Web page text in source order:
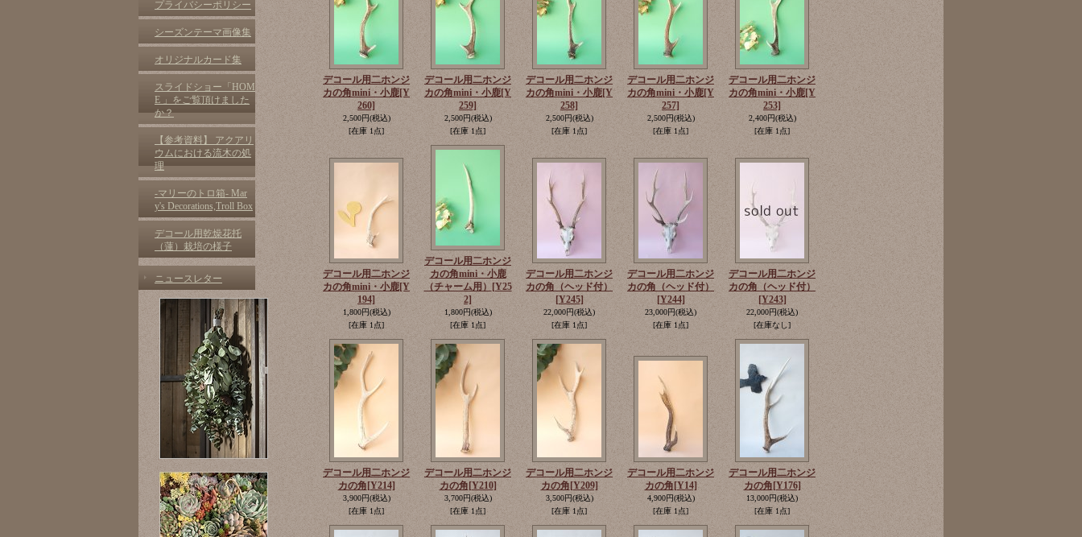
プライバシーポリシー
シーズンテーマ画像集
オリジナルカード集
スライドショー「HOM
E 」をご覧頂けました
か？
【参考資料】 アクアリ
ウムにおける流木の処
理
-マリーのトロ箱- Mar
y's Decorations,Troll Box
デコール用乾燥花托
（蓮）栽培の様子
ニュースレター
デコール用二ホンジ
カの角mini・小鹿[Y
260]
2,500円(税込)
[在庫 1点]
デコール用二ホンジ
カの角mini・小鹿[Y
259]
2,500円(税込)
[在庫 1点]
デコール用二ホンジ
カの角mini・小鹿[Y
258]
2,500円(税込)
[在庫 1点]
デコール用二ホンジ
カの角mini・小鹿[Y
257]
2,500円(税込)
[在庫 1点]
デコール用二ホンジ
カの角mini・小鹿[Y
253]
2,400円(税込)
[在庫 1点]
デコール用二ホンジ
カの角mini・小鹿[Y
194]
1,800円(税込)
[在庫 1点]
デコール用二ホンジ
カの角mini・小鹿
（チャーム用）
[Y25
2]
1,800円(税込)
[在庫 1点]
デコール用二ホンジ
カの角（ヘッド付）
[Y245]
22,000円(税込)
[在庫 1点]
デコール用二ホンジ
カの角（ヘッド付）
[Y244]
23,000円(税込)
[在庫 1点]
デコール用二ホンジ
カの角（ヘッド付）
[Y243]
22,000円(税込)
[在庫なし]
デコール用二ホンジ
カの角 [Y214]
3,900円(税込)
[在庫 1点]
デコール用二ホンジ
カの角 [Y210]
3,700円(税込)
[在庫 1点]
デコール用二ホンジ
カの角 [Y209]
3,500円(税込)
[在庫 1点]
デコール用二ホンジ
カの角 [Y14]
4,900円(税込)
[在庫 1点]
デコール用二ホンジ
カの角 [Y176]
13,000円(税込)
[在庫 1点]